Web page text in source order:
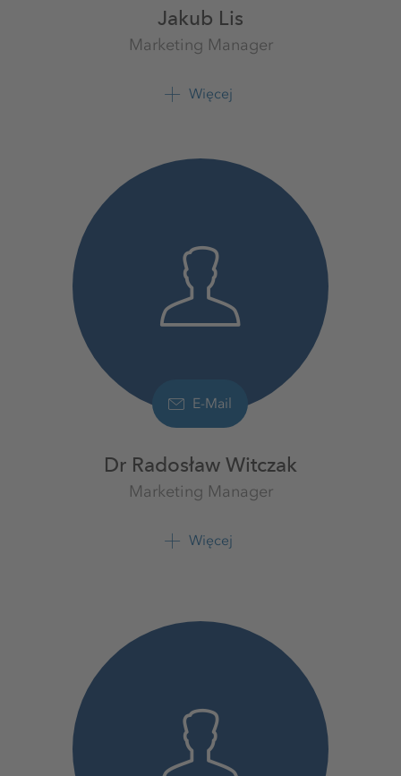
Jakub Lis
Marketing Manager
Doradca regionalny K+S Polska sp. z o.o.
Więcej
E-Mail
Dr Radosław Witczak
Marketing Manager
Doradca regionalny K+S Polska sp. z o.o.
Więcej